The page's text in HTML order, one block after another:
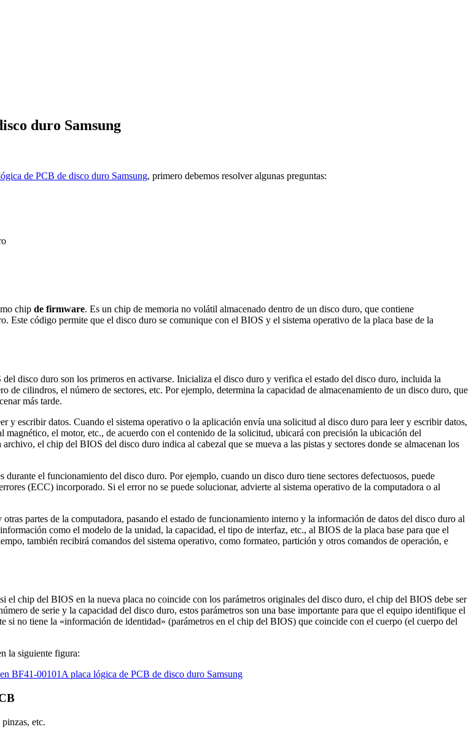
duro Samsung
de PCB de disco duro Samsung, primero debemos resolver algunas preguntas:
chip de firmware. Es un chip de memoria no volátil almacenado dentro de un disco duro, que contiene
código permite que el disco duro se comunique con el BIOS y el sistema operativo de la placa base de la
disco duro son los primeros en activarse. Inicializa el disco duro y verifica el estado del disco duro, incluida la
cilindros, el número de sectores, etc. Por ejemplo, determina la capacidad de almacenamiento de un disco duro, que
más tarde.
y escribir datos. Cuando el sistema operativo o la aplicación envía una solicitud al disco duro para leer y escribir datos,
el motor, etc., de acuerdo con el contenido de la solicitud, ubicará con precisión la ubicación del
el chip del BIOS del disco duro indica al cabezal que se mueva a las pistas y sectores donde se almacenan los
el funcionamiento del disco duro. Por ejemplo, cuando un disco duro tiene sectores defectuosos, puede
(ECC) incorporado. Si el error no se puede solucionar, advierte al sistema operativo de la computadora o al
partes de la computadora, pasando el estado de funcionamiento interno y la información de datos del disco duro al
como el modelo de la unidad, la capacidad, el tipo de interfaz, etc., al BIOS de la placa base para que el
también recibirá comandos del sistema operativo, como formateo, partición y otros comandos de operación, e
el chip del BIOS en la nueva placa no coincide con los parámetros originales del disco duro, el chip del BIOS debe ser
de serie y la capacidad del disco duro, estos parámetros son una base importante para que el equipo identifique el
no tiene la «información de identidad» (parámetros en el chip del BIOS) que coincide con el cuerpo (el cuerpo del
la siguiente figura:
etc.